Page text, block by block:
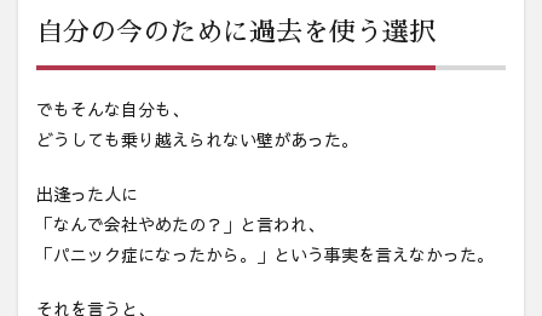
自分の今のために過去を使う選択
でもそんな自分も、
どうしても乗り越えられない壁があった。
出逢った人に
「なんで会社やめたの？」と言われ、
「パニック症になったから。」という事実を言えなかった。
それを言うと、